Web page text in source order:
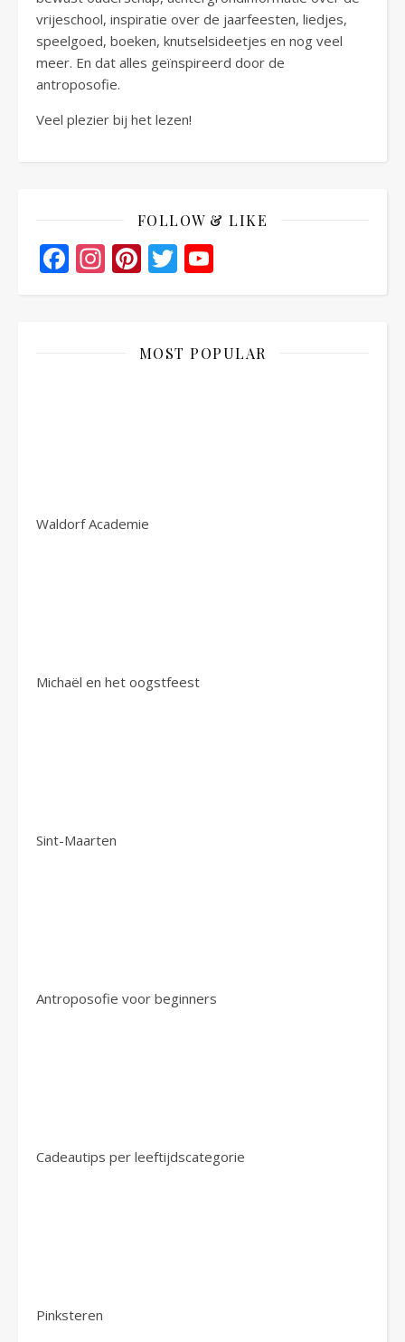
vrijeschool, inspiratie over de jaarfeesten, liedjes,
speelgoed, boeken, knutselsideetjes en nog veel
meer. En dat alles geïnspireerd door de
antroposofie.
Veel plezier bij het lezen!
FOLLOW & LIKE
Facebook
Instagram
Pinterest
Twitter
Channel
MOST POPULAR
Waldorf Academie
Michaël en het oogstfeest
Sint-Maarten
Antroposofie voor beginners
Cadeautips per leeftijdscategorie
Pinksteren